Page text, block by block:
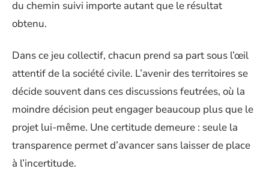
du chemin suivi importe autant que le résultat
obtenu.
Dans ce jeu collectif, chacun prend sa part sous l’œil
attentif de la société civile. L’avenir des territoires se
décide souvent dans ces discussions feutrées, où la
moindre décision peut engager beaucoup plus que le
projet lui-même. Une certitude demeure : seule la
transparence permet d’avancer sans laisser de place
à l’incertitude.